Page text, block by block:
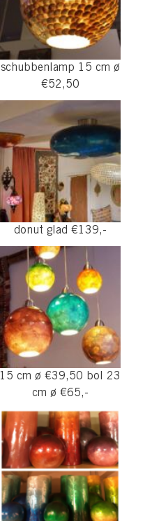
schubbenlamp 15 cm ø
€52,50
donut glad €139,-
15 cm ø €39,50 bol 23
cm ø €65,-